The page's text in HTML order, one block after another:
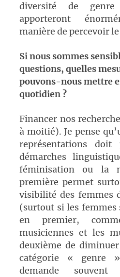
diversité de
apporteront
manière de percevoir
Si nous sommes
questions, quelles
pouvons-nous mettre
quotidien ?
Financer nos
à moitié). Je pense
représentations doit
démarches
féminisation ou la
première permet
visibilité des femmes
(surtout si les
en premier,
musiciennes et les
deuxième de
catégorie « genre
demande